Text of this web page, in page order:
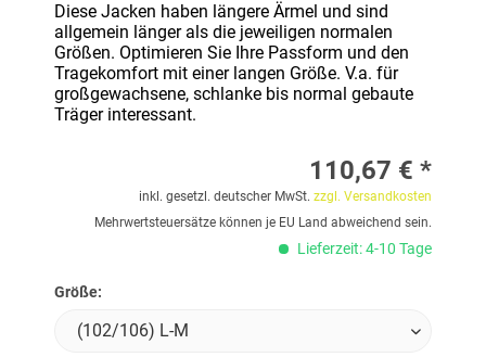
Diese Jacken haben längere Ärmel und sind
allgemein länger als die jeweiligen normalen
Größen. Optimieren Sie Ihre Passform und den
Tragekomfort mit einer langen Größe. V.a. für
großgewachsene, schlanke bis normal gebaute
Träger interessant.
110,67 € *
inkl. gesetzl. deutscher MwSt. zzgl. Versandkosten
Mehrwertsteuersätze können je EU Land abweichend sein.
Lieferzeit: 4-10 Tage
Größe: